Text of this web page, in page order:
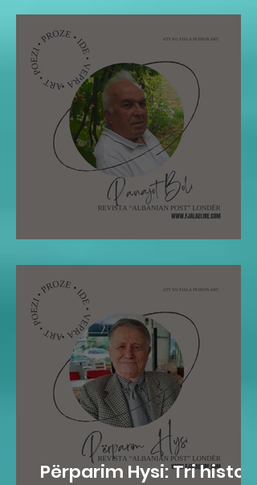
Pano Boli: STOLI I POETIT
Përparim Hysi: Tri histori